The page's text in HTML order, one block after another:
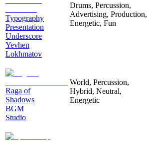
Typography
Presentation
Underscore
Yevhen
Lokhmatov
Drums, Percussion,
Advertising, Production,
Energetic, Fun
Raga of
Shadows
BGM
Studio
World, Percussion,
Hybrid, Neutral,
Energetic